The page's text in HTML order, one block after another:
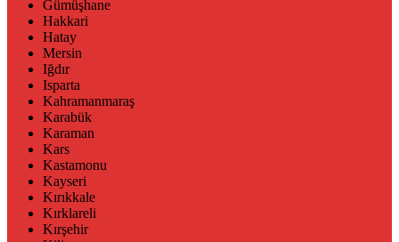
Gümüşhane
Hakkari
Hatay
Mersin
Iğdır
Isparta
Kahramanmaraş
Karabük
Karaman
Kars
Kastamonu
Kayseri
Kırıkkale
Kırklareli
Kırşehir